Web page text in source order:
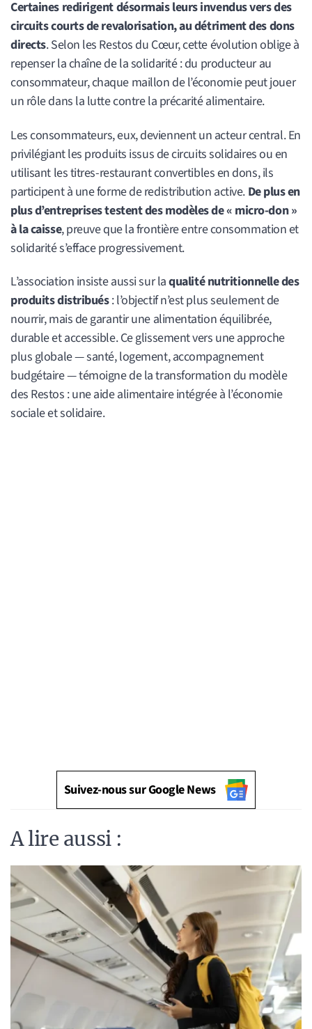
Certaines redirigent désormais leurs invendus vers des
circuits courts de revalorisation, au détriment des dons
directs. Selon les Restos du Cœur, cette évolution oblige à
repenser la chaîne de la solidarité : du producteur au
consommateur, chaque maillon de l’économie peut jouer
un rôle dans la lutte contre la précarité alimentaire.
Les consommateurs, eux, deviennent un acteur central. En
privilégiant les produits issus de circuits solidaires ou en
utilisant les titres-restaurant convertibles en dons, ils
participent à une forme de redistribution active. De plus en
plus d’entreprises testent des modèles de « micro-don »
à la caisse, preuve que la frontière entre consommation et
solidarité s’efface progressivement.
L’association insiste aussi sur laqualité nutritionnelle des
produits distribués: l’objectif n’est plus seulement de
nourrir, mais de garantir une alimentation équilibrée,
durable et accessible. Ce glissement vers une approche
plus globale — santé, logement, accompagnement
budgétaire — témoigne de la transformation du modèle
des Restos : une aide alimentaire intégrée à l’économie
sociale et solidaire.
Suivez-nous sur Google News
A lire aussi :